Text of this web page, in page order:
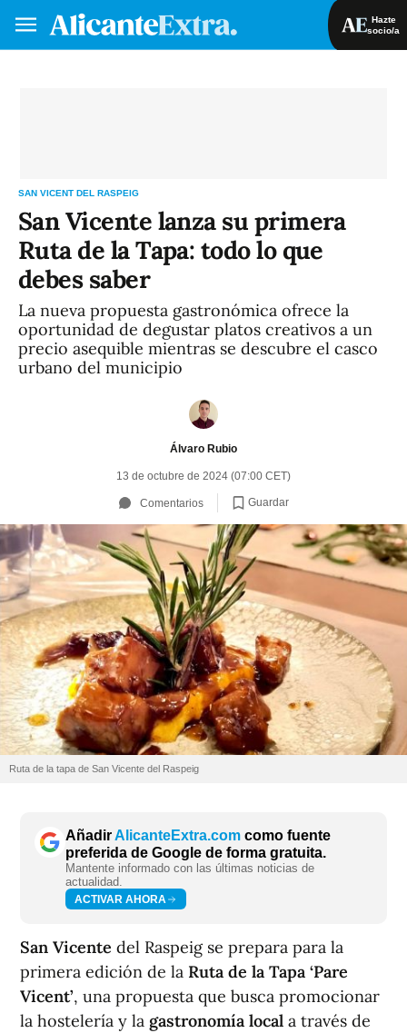
Hazte
socio/a
SAN VICENT DEL RASPEIG
San Vicente lanza su primera
Ruta de la Tapa: todo lo que
debes saber
La nueva propuesta gastronómica ofrece la
oportunidad de degustar platos creativos a un
precio asequible mientras se descubre el casco
urbano del municipio
Álvaro Rubio
13 de octubre de 2024 (07:00 CET)
Comentarios Guardar
Ruta de la tapa de San Vicente del Raspeig
AñadirAlicanteExtra.com como fuente
preferida de Google de forma gratuita.
Mantente informado con las últimas noticias de
actualidad.
ACTIVAR AHORA
San Vicente del Raspeig se prepara para la
primera edición de la Ruta de la Tapa ‘Pare
Vicent’, una propuesta que busca promocionar
la hostelería y la gastronomía local a través de